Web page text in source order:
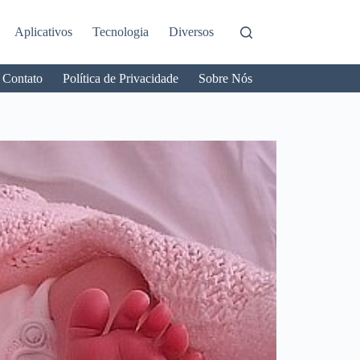
Aplicativos Tecnologia Diversos
Contato Política de Privacidade Sobre Nós